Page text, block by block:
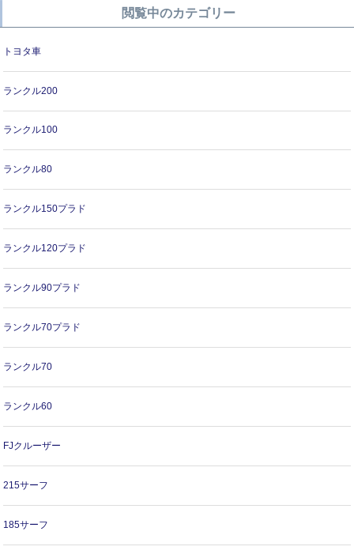
閲覧中のカテゴリー
トヨタ車
ランクル200
ランクル100
ランクル80
ランクル150プラド
ランクル120プラド
ランクル90プラド
ランクル70プラド
ランクル70
ランクル60
FJクルーザー
215サーフ
185サーフ